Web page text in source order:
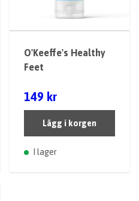
O'Keeffe's Healthy
Feet
149 kr
Lägg i korgen
I lager